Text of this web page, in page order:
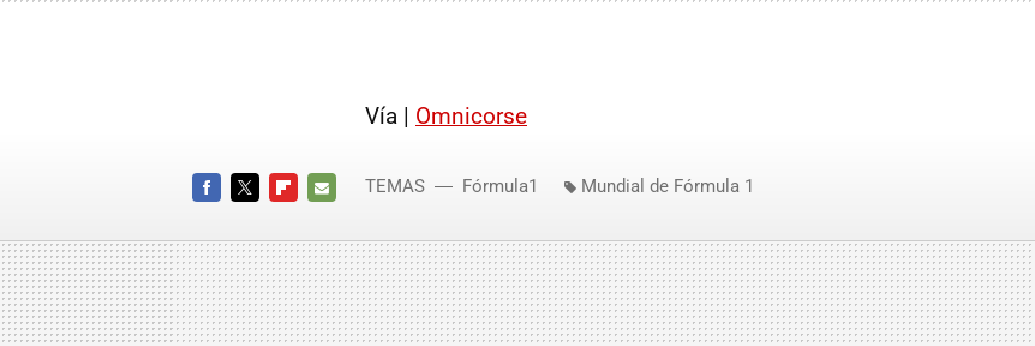
Vía | Omnicorse
MAIL
TEMAS Fórmula1 Mundial de Fórmula 1